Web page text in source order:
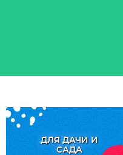
ДЛЯ ДАЧИ И
САДА